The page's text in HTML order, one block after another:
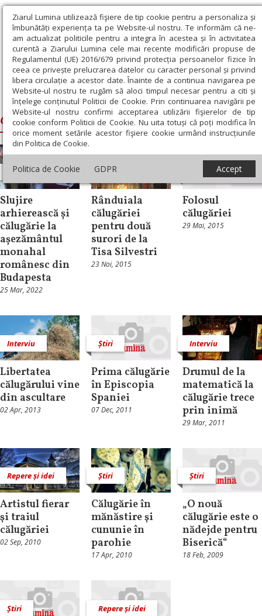
Ziarul Lumina utilizează fişiere de tip cookie pentru a personaliza și
îmbunătăți experiența ta pe Website-ul nostru. Te informăm că ne-
am actualizat politicile pentru a integra în acestea și în activitatea
curentă a Ziarului Lumina cele mai recente modificări propuse de
Regulamentul (UE) 2016/679 privind protecția persoanelor fizice în
ceea ce privește prelucrarea datelor cu caracter personal și privind
libera circulație a acestor date. Înainte de a continua navigarea pe
Website-ul nostru te rugăm să aloci timpul necesar pentru a citi și
înțelege conținutul Politicii de Cookie. Prin continuarea navigării pe
Website-ul nostru confirmi acceptarea utilizării fişierelor de tip
cookie conform Politicii de Cookie. Nu uita totuși că poți modifica în
orice moment setările acestor fişiere cookie urmând instrucțiunile
din Politica de Cookie.
Politica de Cookie GDPR Accept
Ziarul Lumina › calugarie
calugarie
Diaspora
Slujire
arhierească și
călugărie la
așezământul
monahal
românesc din
Budapesta
25 Mar, 2022
Moldova
Rânduiala
călugăriei
pentru două
surori de la
Tisa Silvestri
23 Noi, 2015
Repere și idei
Folosul
călugăriei
29 Mai, 2015
Interviu
Libertatea
călugărului vine
din ascultare
02 Apr, 2013
Știri
Prima călugărie
în Episcopia
Spaniei
07 Dec, 2011
Interviu
Drumul de la
matematică la
călugărie trece
prin inimă
29 Mar, 2011
Repere și idei
Artistul fierar
şi traiul
călugăriei
02 Sep, 2010
Știri
Călugărie în
mănăstire şi
cununie în
parohie
17 Apr, 2010
Știri
„O nouă
călugărie este o
nădejde pentru
Biserică“
18 Feb, 2009
Știri Repere și idei